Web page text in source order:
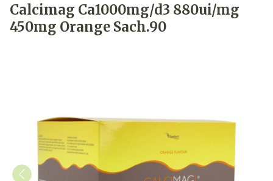
Calcimag Ca1000mg/d3 880ui/mg
450mg Orange Sach.90